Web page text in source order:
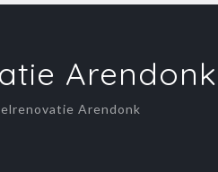
Arendonk
Arendonk